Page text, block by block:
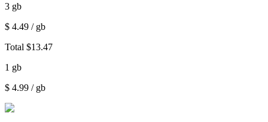
3 gb
$ 4.49 / gb
Total $13.47
1 gb
$ 4.99 / gb